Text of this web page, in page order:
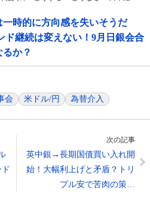
時的に方向感を失いそうだ
ド継続は変えない！9月日銀会合
か？
会 米ドル/円 為替介入
次の記事
英中銀→長期国債買い入れ開
始！大幅利上げと矛盾？トリ
プル安で苦肉の策…